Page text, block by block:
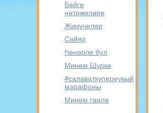
Бәйге
нәтиҗәләре
Җиңүчеләр
Сәйяр
Һөнәрле бул
Минем Шүркә
#салаваткупереукый
марафоны
Минем гаилә